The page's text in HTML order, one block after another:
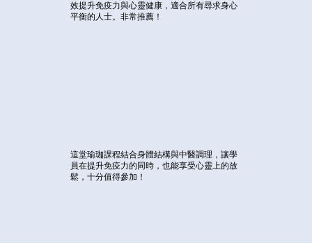
效提升免疫力與心靈健康，適合所有尋求身心
平衡的人士。非常推薦！
這堂瑜珈課程結合身體結構與中醫調理，讓學
員在提升免疫力的同時，也能享受心靈上的放
鬆，十分值得參加！